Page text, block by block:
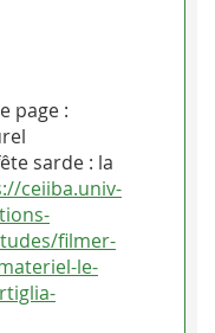
page :
sarde : la
ceiiba.univ-
filmer-
le-